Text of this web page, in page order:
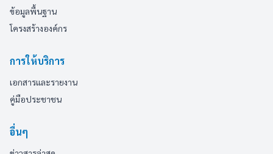
ข้อมูลพื้นฐาน
โครงสร้างองค์กร
การให้บริการ
เอกสารและรายงาน
คู่มือประชาชน
อื่นๆ